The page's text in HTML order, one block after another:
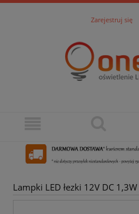
Zarejestruj się
Lampki LED łezki 12V DC